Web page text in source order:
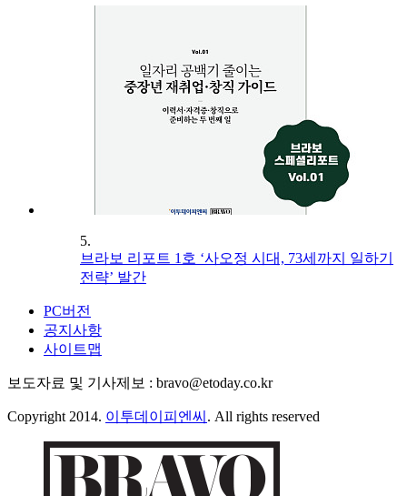
5.
브라보 리포트 1호 ‘사오정 시대, 73세까지 일하기
전략’ 발간
PC버전
공지사항
사이트맵
보도자료 및 기사제보 : bravo@etoday.co.kr
Copyright 2014. 이투데이피엔씨 . All rights reserved